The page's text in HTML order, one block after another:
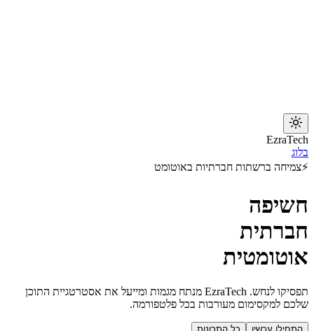
EzraTech
בלוג
⚡צמיחה ברשתות חברתיות באוטומט
חשיפה
חברתית
אוטומטית
תפסיקו לנחש. EzraTech מנתח מגמות ומייעל את אסטרטגיית התוכן
שלכם למקסימום מעורבות בכל פלטפורמה.